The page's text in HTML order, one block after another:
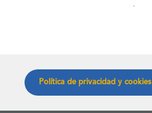
.
Política de privacidad y cookies